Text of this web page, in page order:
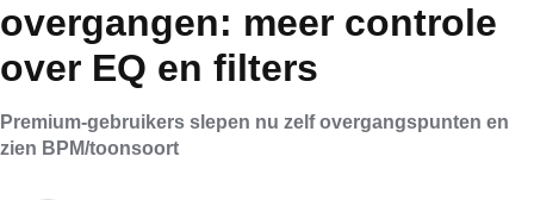
overgangen: meer controle
over EQ en filters
Premium-gebruikers slepen nu zelf overgangspunten en
zien BPM/toonsoort